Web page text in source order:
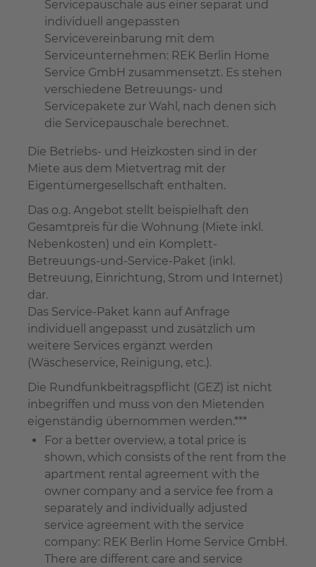
Servicepauschale aus einer separat und
individuell angepassten
Servicevereinbarung mit dem
Serviceunternehmen: REK Berlin Home
Service GmbH zusammensetzt. Es stehen
verschiedene Betreuungs- und
Servicepakete zur Wahl, nach denen sich
die Servicepauschale berechnet.
Die Betriebs- und Heizkosten sind in der
Miete aus dem Mietvertrag mit der
Eigentümergesellschaft enthalten.
Das o.g. Angebot stellt beispielhaft den
Gesamtpreis für die Wohnung (Miete inkl.
Nebenkosten) und ein Komplett-
Betreuungs-und-Service-Paket (inkl.
Betreuung, Einrichtung, Strom und Internet)
dar.
Das Service-Paket kann auf Anfrage
individuell angepasst und zusätzlich um
weitere Services ergänzt werden
(Wäscheservice, Reinigung, etc.).
Die Rundfunkbeitragspflicht (GEZ) ist nicht
inbegriffen und muss von den Mietenden
eigenständig übernommen werden.***
For a better overview, a total price is
shown, which consists of the rent from the
apartment rental agreement with the
owner company and a service fee from a
separately and individually adjusted
service agreement with the service
company: REK Berlin Home Service GmbH.
There are different care and service